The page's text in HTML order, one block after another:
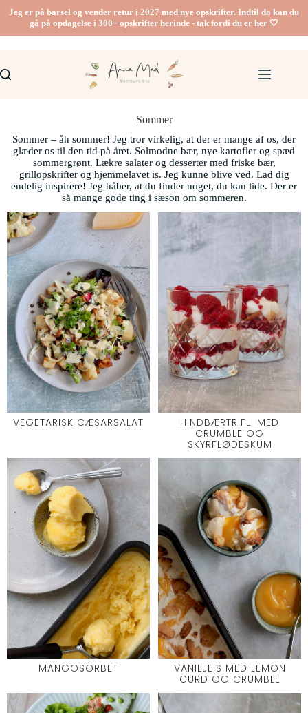
Jeg er på barsel og vender retur i 2027 med nye opskrifter. Indtil da kan du
gå på opdagelse i 300+ opskrifter herinde - tak fordi du er her 🤍
Sommer
Sommer – åh sommer! Jeg tror virkelig, at der er mange af os, der
glæder os til den tid på året. Solmodne bær, nye kartofler og spæd
sommergrønt. Lækre salater og desserter med friske bær,
grillopskrifter og hjemmelavet is. Jeg kunne blive ved. Lad dig
endelig inspirere! Jeg håber, at du finder noget, du kan lide. Der er
så mange gode ting i sæson om sommeren.
VEGETARISK CÆSARSALAT
HINDBÆRTRIFLI MED
CRUMBLE OG
SKYRFLØDESKUM
MANGOSORBET
VANILJEIS MED LEMON
CURD OG CRUMBLE